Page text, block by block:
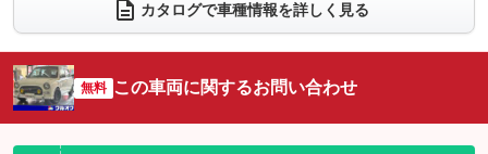
電動リアゲート フロントカメラ
：装備なし
：装備なし ：装備なし
サイドカメラ
：装備なし ルーフレール
：装備なし
：装備なし
：装備なし
カタログで車種情報を詳しく見る
無料 この車両に関するお問い合わせ